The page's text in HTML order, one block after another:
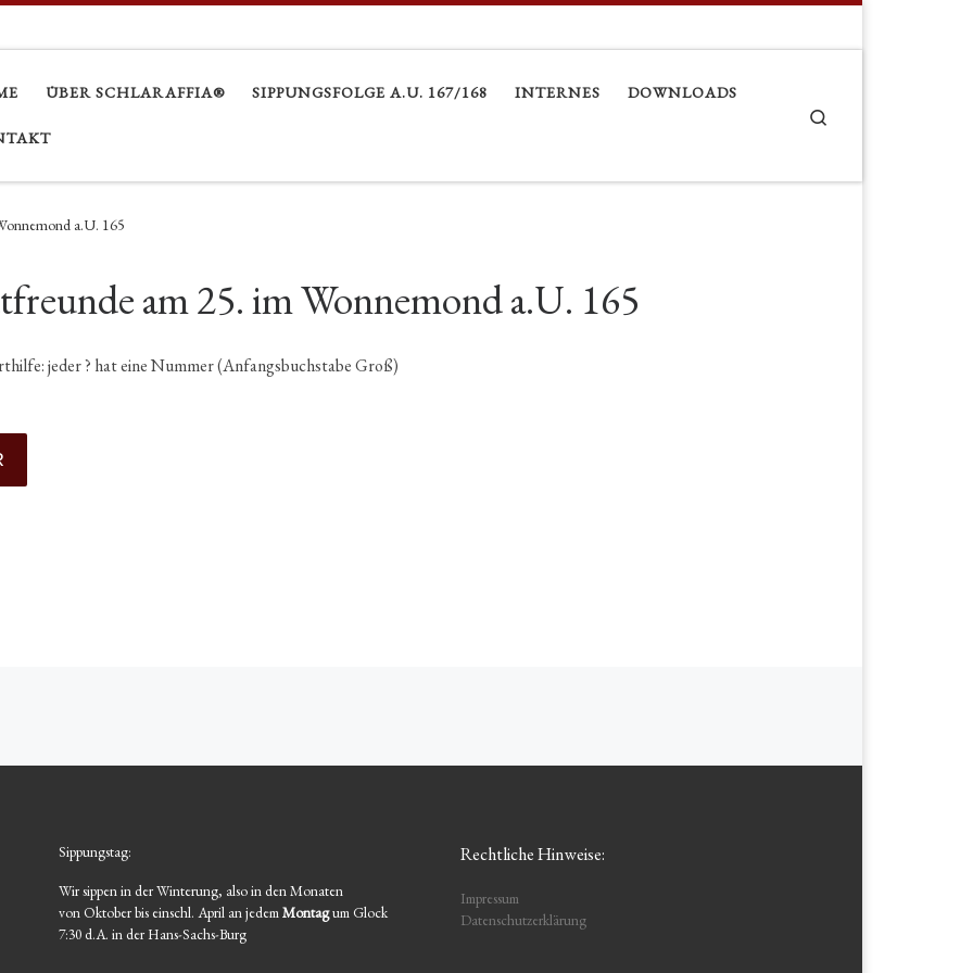
ÜBER SCHLARAFFIA® SIPPUNGSFOLGE A.U. 167/168 INTERNES DOWNLOADS
a.U. 165
am 25. im Wonnemond a.U. 165
jeder ? hat eine Nummer (Anfangsbuchstabe Groß)
Sippungstag:
Wir sippen in der Winterung, also in den Monaten
von Oktober bis einschl. April an jedemMontagum Glock
7:30 d.A. in der Hans-Sachs-Burg
Rechtliche Hinweise:
Impressum
Datenschutzerklärung